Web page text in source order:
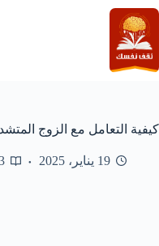
التجاوز
إلى
المحتوى
كيفية التعامل مع الزوج
19 يناير، 2025